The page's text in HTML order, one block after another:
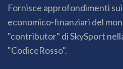
Fornisce approfondimenti
economico-finanziari del
"contributor" di SkySport
"CodiceRosso".